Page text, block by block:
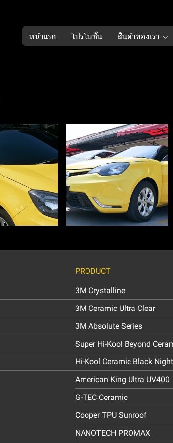
หน้าแรก โปรโมชั่น สินค้าของเรา
PRODUCT
3M Crystalline
3M Ceramic Ultra Clear
3M Absolute Series
Super Hi-Kool Beyond
Hi-Kool Ceramic Black Night
American King Ultra UV400
G-TEC Ceramic
Cooper TPU Sunroof
NANOTECH PROMAX